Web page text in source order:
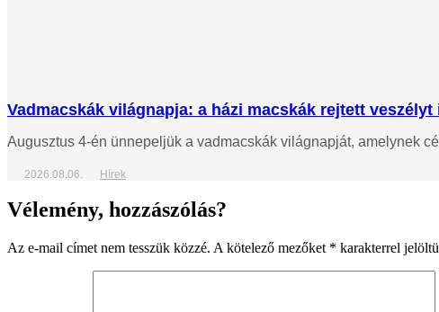
Vadmacskák világnapja: a házi macskák rejtett
Augusztus 4-én ünnepeljük a vadmacskák világnapját, amelynek
2026.08.06. Hírek
Vélemény, hozzászólás?
Az e-mail címet nem tesszük közzé. A kötelező mezőket * karakterrel